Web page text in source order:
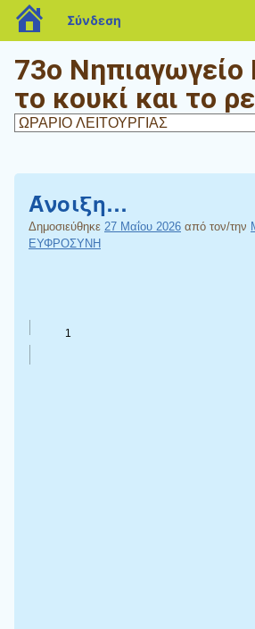
73ο
το κουκί και το
Άνοιξη…
Δημοσιεύθηκε 27 Μαΐου 2026 από τον/την
ΕΥΦΡΟΣΥΝΗ
blogs.sch.gr
Σύνδεση